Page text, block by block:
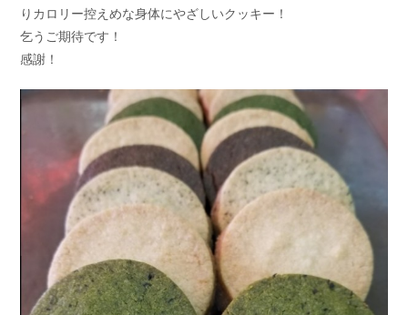
りカロリー控えめな身体にやざしいクッキー！
乞うご期待です！
感謝！